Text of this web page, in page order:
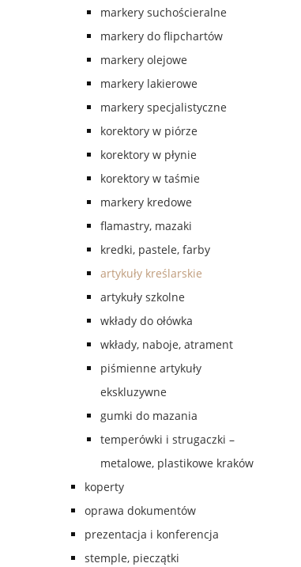
markery suchościeralne
markery do flipchartów
markery olejowe
markery lakierowe
markery specjalistyczne
korektory w piórze
korektory w płynie
korektory w taśmie
markery kredowe
flamastry, mazaki
kredki, pastele, farby
artykuły kreślarskie
artykuły szkolne
wkłady do ołówka
wkłady, naboje, atrament
piśmienne artykuły
ekskluzywne
gumki do mazania
temperówki i strugaczki –
metalowe, plastikowe kraków
koperty
oprawa dokumentów
prezentacja i konferencja
stemple, pieczątki